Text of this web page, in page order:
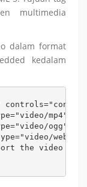
multimedia
dalam format
kedalam
mp4" />
ogg" />
webm"
the video